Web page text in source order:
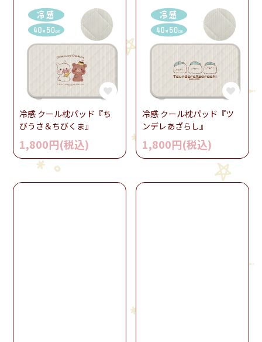
冷感 クール枕パッド『ち
びうさ＆ちびくま』
1,800円(税込)
冷感 クール枕パッド『ツ
ンデレあざらし』
1,800円(税込)